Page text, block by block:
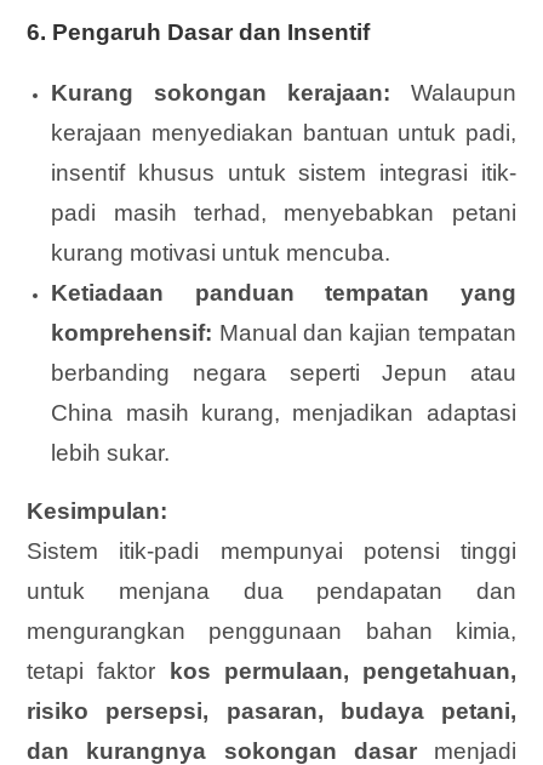
6. Pengaruh Dasar dan Insentif
Kurang sokongan kerajaan: Walaupun
kerajaan menyediakan bantuan untuk padi,
insentif khusus untuk sistem integrasi itik-
padi masih terhad, menyebabkan petani
kurang motivasi untuk mencuba.
Ketiadaan panduan tempatan yang
komprehensif: Manual dan kajian tempatan
berbanding negara seperti Jepun atau
China masih kurang, menjadikan adaptasi
lebih sukar.
Kesimpulan:
Sistem itik-padi mempunyai potensi tinggi
untuk menjana dua pendapatan dan
mengurangkan penggunaan bahan kimia,
tetapi faktor kos permulaan, pengetahuan,
risiko persepsi, pasaran, budaya petani,
dan kurangnya sokongan dasarmenjadi